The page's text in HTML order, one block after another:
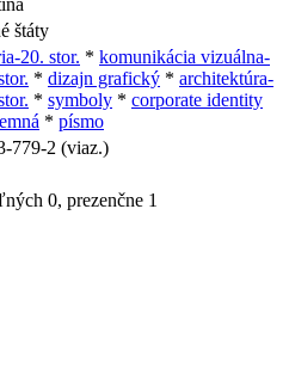
štáty
20. stor. * komunikácia vizuálna-
* dizajn grafický * architektúra-
* symboly * corporate identity
* písmo
779-2 (viaz.)
0, prezenčne 1